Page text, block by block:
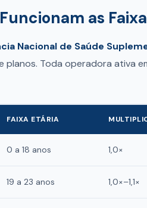
as
Nacional de Saúde
planos. Toda operadora ativa
FAIXA ETÁRIA
0 a 18 anos 1,0×
19 a 23 anos 1,0×–1,1×